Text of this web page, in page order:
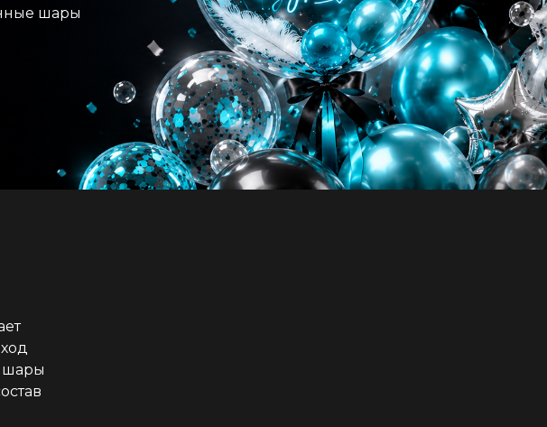
шары
шары